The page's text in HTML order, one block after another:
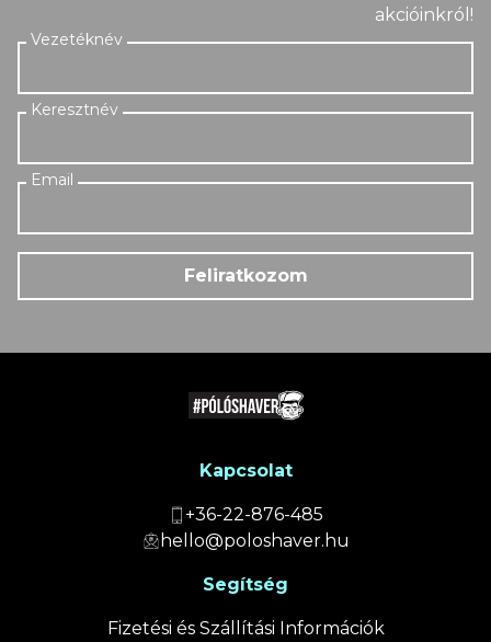
akcióinkról!
Feliratkozom
Kapcsolat
+36-22-876-485
hello@poloshaver.hu
Segítség
Fizetési és Szállítási Információk